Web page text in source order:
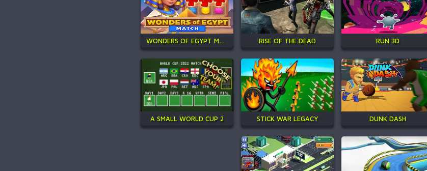
WONDERS OF EGYPT MATCH RISE OF THE DEAD RUN 3D
A SMALL WORLD CUP 2 STICK WAR LEGACY DUNK DASH